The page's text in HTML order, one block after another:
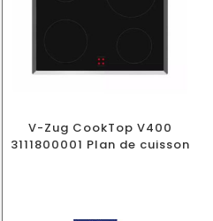
V-Zug CookTop V400
3111800001 Plan de cuisson